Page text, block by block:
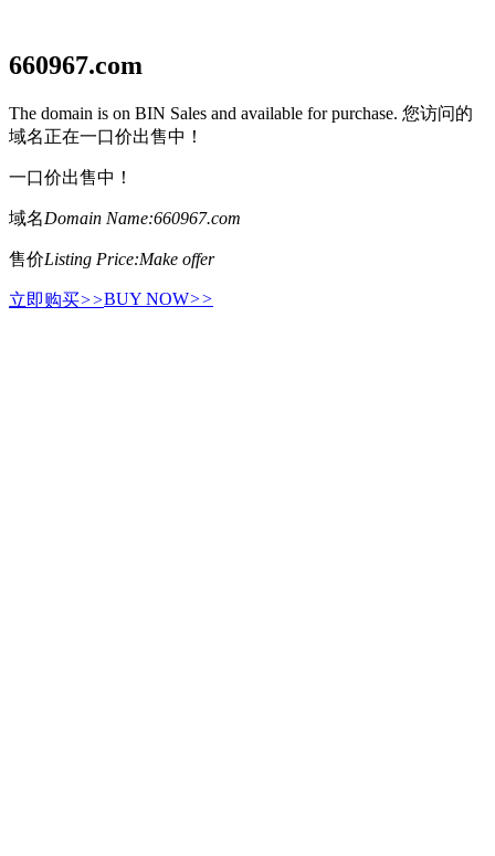
660967.com
The domain is on BIN Sales and available for purchase. 您访问的
域名正在一口价出售中！
一口价出售中！
域名Domain Name:660967.com
售价Listing Price:Make offer
立即购买>>BUY NOW>>